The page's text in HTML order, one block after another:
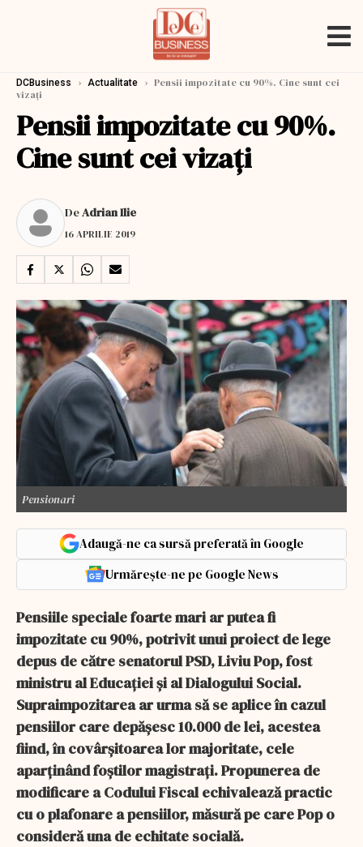
DCBusiness › Actualitate › Pensii impozitate cu 90%. Cine sunt cei
vizaţi
Pensii impozitate cu 90%.
Cine sunt cei vizaţi
DeAdrian Ilie
16 APRILIE 2019
Pensionari
Adaugă-ne ca sursă preferată în Google
Urmărește-ne pe Google News
Pensiile speciale foarte mari ar putea fi
impozitate cu 90%, potrivit unui proiect de lege
depus de către senatorul PSD, Liviu Pop, fost
ministru al Educației și al Dialogului Social.
Supraimpozitarea ar urma să se aplice în cazul
pensiilor care depășesc 10.000 de lei, acestea
fiind, în covârșitoarea lor majoritate, cele
aparținând foștilor magistrați. Propunerea de
modificare a Codului Fiscal echivalează practic
cu o plafonare a pensiilor, măsură pe care Pop o
consideră una de echitate socială.